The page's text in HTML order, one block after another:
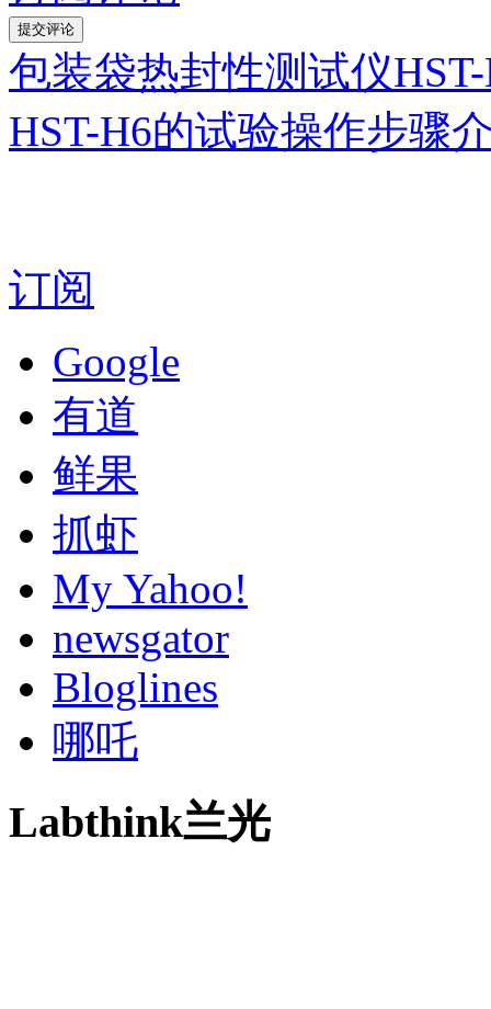
包装袋热封性测试仪
HST-H6的试验操作步骤
订阅
Google
有道
鲜果
抓虾
My Yahoo!
newsgator
Bloglines
哪吒
Labthink兰光